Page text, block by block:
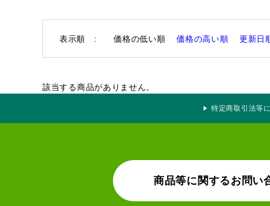
表示順 : 価格の低い順 価格の高い順 更新日
該当する商品がありません。
特定商取引法等
商品等に関するお問い